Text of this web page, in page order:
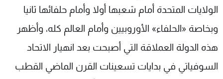
الولايات المتحدة أمام شعبها أولا وأمام حلفائها ثانيا
وبخاصة «الحلفاء» الأوروبيين وأمام العالم كله، وأظهر
هذه الدولة العملاقة التي أصبحت بعد انهيار الاتحاد
السوفياتي في بدايات تسعينات القرن الماضي القطب